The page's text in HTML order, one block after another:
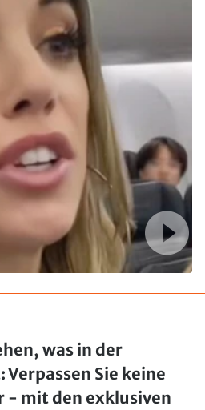
was in der
Sie keine
- mit den exklusiven